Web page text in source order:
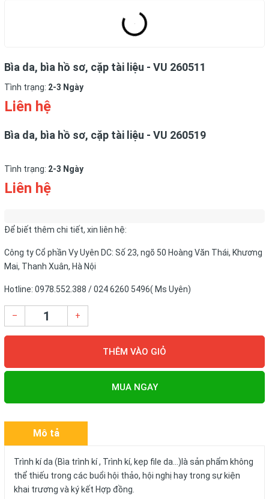
Bìa da, bìa hồ sơ, cặp tài liệu - VU 260511
Tình trạng: 2-3 Ngày
Liên hệ
Bìa da, bìa hồ sơ, cặp tài liệu - VU 260519
Tình trạng: 2-3 Ngày
Liên hệ
Để biết thêm chi tiết, xin liên hệ:
Công ty Cổ phần Vy Uyên DC: Số 23, ngõ 50 Hoàng Văn Thái, Khương
Mai, Thanh Xuân, Hà Nội
Hotline: 0978.552.388 / 024 6260 5496( Ms Uyên)
– +
THÊM VÀO GIỎ
MUA NGAY
Mô tả
Trình kí da (Bìa trình kí , Trình kí, kẹp file da...)là sản phẩm không
thể thiếu trong các buổi hội thảo, hội nghị hay trong sự kiện
khai trương và ký kết Hợp đồng.